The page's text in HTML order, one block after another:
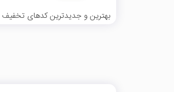
بهترین و جدیدترین کدهای تخفیف